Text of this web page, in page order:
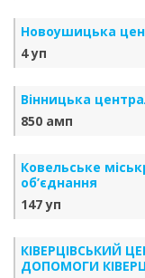
Новоушицька
4 уп
Вінницька
850 амп
Ковельське
об’єднання
147 уп
КІВЕРЦІВСЬКИЙ
ДОПОМОГИ